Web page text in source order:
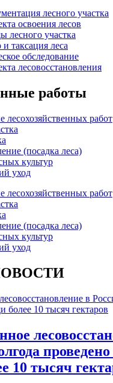
лесного участка
освоения лесов
лесного участка
таксация леса
обследование
лесовосстановления
работы
лесохозяйственных работ
(посадка леса)
культур
уход
лесохозяйственных работ
(посадка леса)
культур
уход
10 тысяч